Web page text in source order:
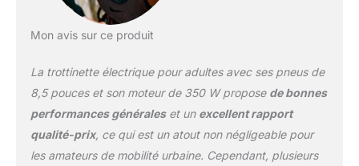
disque arrière pour
assurer un freinage
rapide et efficace dans
toutes les situations.
Notre scooter électrique
est également équipé de
Mon avis sur ce produit
La trottinette électrique pour adultes avec ses pneus de
8,5 pouces et son moteur de 350 W propose de bonnes
performances généraleset un excellent rapport
qualité-prix, ce qui est un atout non négligeable pour
les amateurs de mobilité urbaine. Cependant, plusieurs